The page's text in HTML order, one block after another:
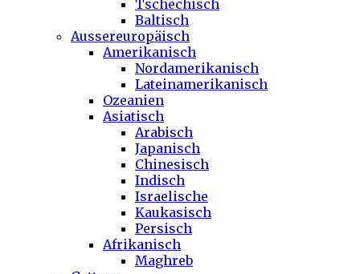
Tschechisch
Baltisch
Aussereuropäisch
Amerikanisch
Nordamerikanisch
Lateinamerikanisch
Ozeanien
Asiatisch
Arabisch
Japanisch
Chinesisch
Indisch
Israelische
Kaukasisch
Persisch
Afrikanisch
Maghreb